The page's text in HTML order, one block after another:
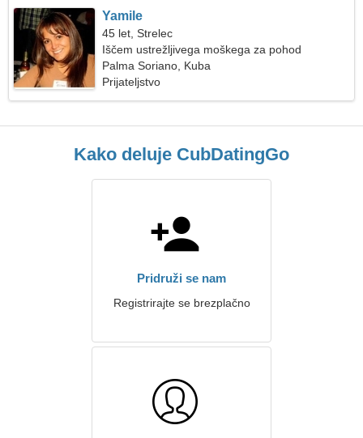
Yamile
45 let, Strelec
Iščem ustrežljivega moškega za pohod
Palma Soriano, Kuba
Prijateljstvo
Kako deluje CubDatingGo
Pridruži se nam
Registrirajte se brezplačno